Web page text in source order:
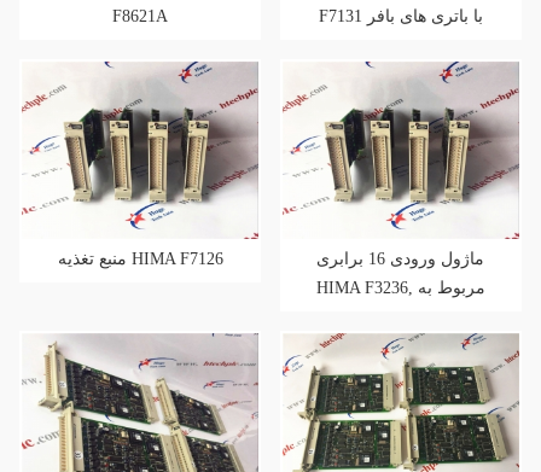
F8621A
F7131 با باتری های بافر
منبع تغذیه HIMA F7126
ماژول ورودی 16 برابری
HIMA F3236, مربوط به